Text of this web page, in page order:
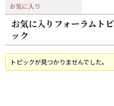
お気に入り
お気に入りフォーラムトピ
ック
トピックが見つかりませんでした。